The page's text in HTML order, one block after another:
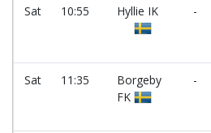
Sat 10:55 Hyllie IK
-
Sat 11:35
Borgeby
FK
-